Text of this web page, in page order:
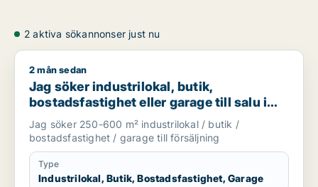
2 aktiva sökannonser just nu
Jag söker industrilokal, butik, bostadsfastighet eller garage
2 mån sedan
Jag söker industrilokal, butik,
bostadsfastighet eller garage till salu i
Skåne
Jag söker 250-600 m² industrilokal / butik /
bostadsfastighet / garage till försäljning
Type
Industrilokal, Butik, Bostadsfastighet, Garage